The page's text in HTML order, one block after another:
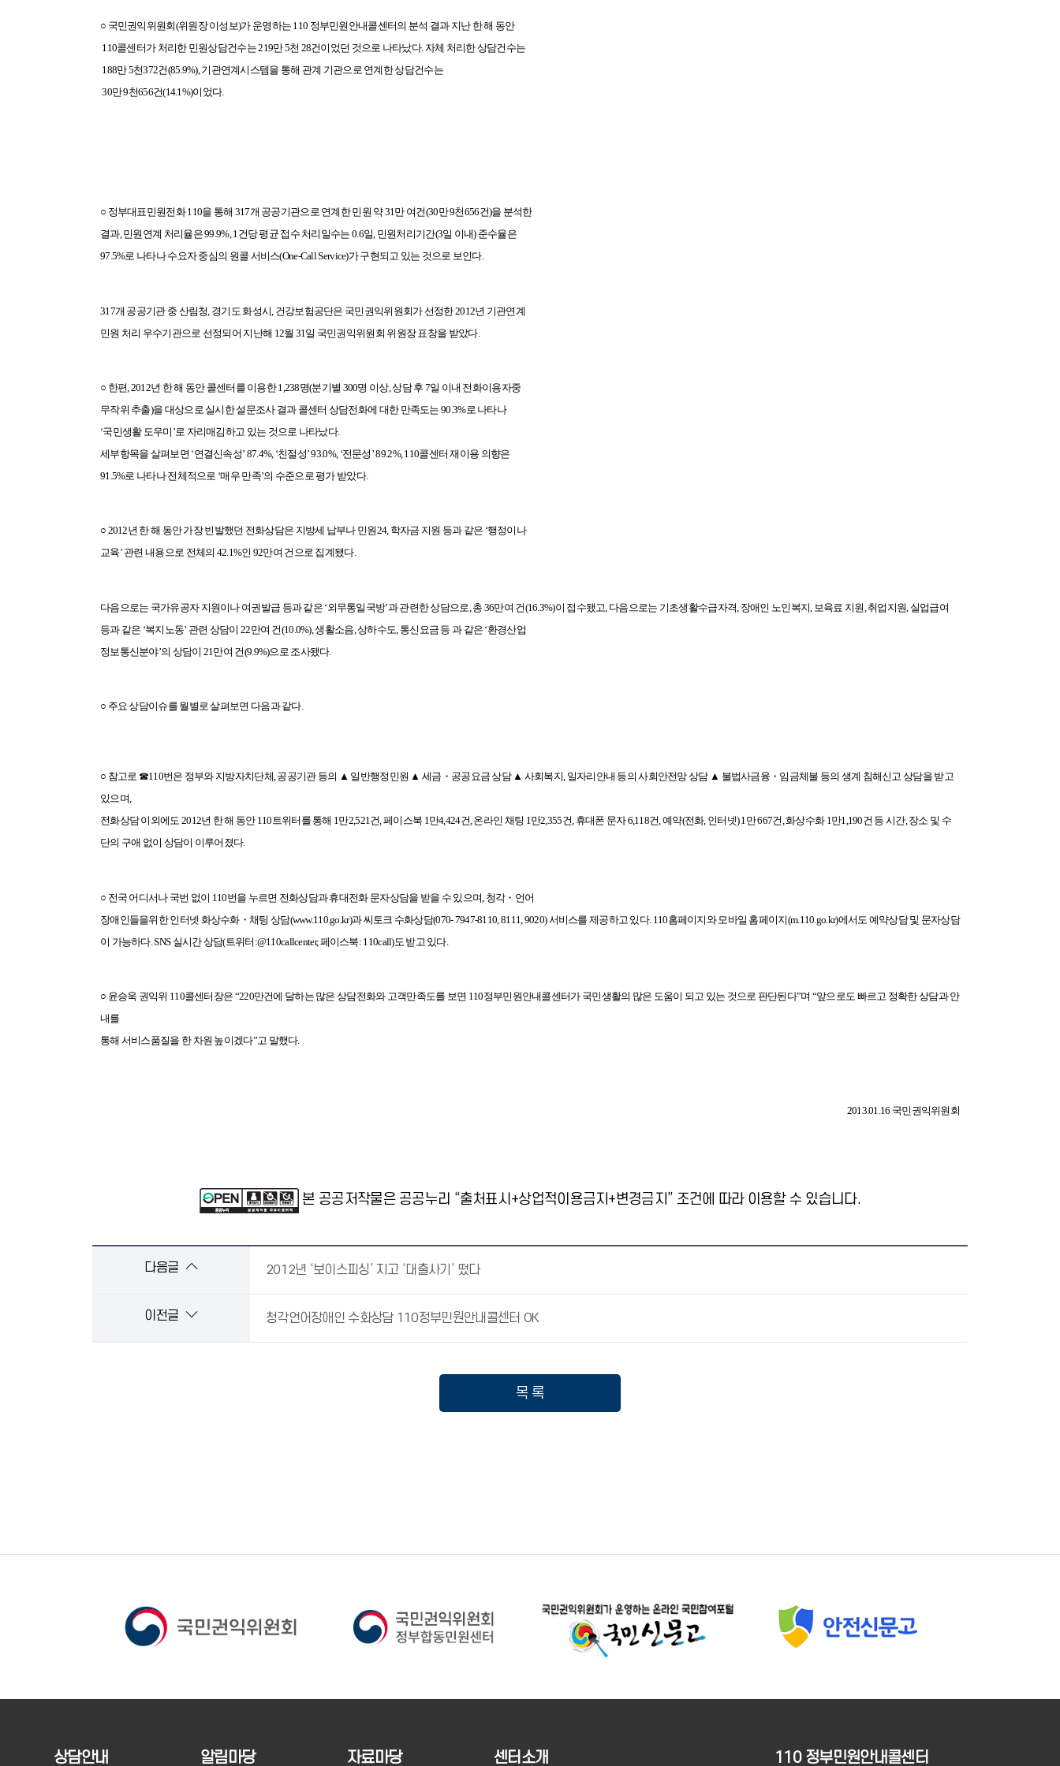
○ 국민권익위원회(위원장 이성보)가 운영하는 110 정부민원안내콜센터의 분석 결과 지난 한 해 동안
110콜센터가 처리한 민원상담건수는 219만 5천 28건이었던 것으로 나타났다. 자체 처리한 상담건수는
188만 5천372건(85.9%), 기관연계시스템을 통해 관계 기관으로 연계한 상담건수는
30만 9천656건(14.1%)이었다.
○ 정부대표민원전화 110을 통해 317개 공공기관으로 연계한 민원 약 31만 여건(30만 9천656건)을 분석한
결과, 민원연계 처리율은 99.9%,1건당 평균 접수 처리일수는 0.6일, 민원처리기간(3일 이내) 준수율은
97.5%로 나타나수요자 중심의 원콜 서비스(One-Call Service)가 구현되고 있는 것으로 보인다.
317개 공공기관 중 산림청, 경기도 화성시, 건강보험공단은 국민권익위원회가 선정한 2012년 기관연계
민원 처리 우수기관으로 선정되어 지난해 12월 31일 국민권익위원회 위원장 표창을 받았다.
○ 한편, 2012년 한 해 동안 콜센터를 이용한 1,238명(분기별 300명 이상, 상담 후 7일 이내 전화이용자중
무작위 추출)을 대상으로 실시한 설문조사 결과 콜센터 상담전화에 대한 만족도는 90.3%로 나타나
‘국민생활 도우미’로 자리매김하고 있는 것으로 나타났다.
세부항목을 살펴보면 ‘연결신속성’ 87.4%, ‘친절성’ 93.0%, ‘전문성’89.2%, 110콜센터 재이용 의향은
91.5%로 나타나 전체적으로 ‘매우 만족’의 수준으로 평가 받았다.
○ 2012년 한 해 동안 가장 빈발했던 전화상담은 지방세 납부나 민원24, 학자금 지원 등과 같은 ‘행정이나
교육’ 관련 내용으로 전체의 42.1%인 92만여 건으로 집계됐다.
다음으로는 국가유공자 지원이나 여권발급 등과 같은 ‘외무통일 국방’과 관련한 상담으로, 총 36만여 건(16.3%)이 접수됐고, 다음 으로는 기초생활수급자격, 장애인 노인복지, 보육료 지원, 취업지원, 실업급여
등과 같은 ‘복지노동’ 관련 상담이 22만여 건(10.0%), 생활소음, 상하수도, 통신요금 등 과 같은 ‘환경산업
정보통신분야’의 상담이 21만여 건(9.9%)으로 조사됐다.
○ 주요 상담이슈를 월별로 살펴보면 다음과 같다.
○ 참고로 ☎110번은 정부와 지방자치단체, 공공기관 등의 ▲ 일반행정민원 ▲ 세금・공공요금 상담 ▲ 사회복지, 일자리안내 등의 사회안전망 상담 ▲ 불법사금융・임금체불 등의 생계 침해신고 상담을 받고
있으며,
전화상담 이외에도 2012년 한 해 동안 110트위터를 통해 1만2,521건, 페이스북 1만4,424건, 온라인 채팅 1만2,355건, 휴대폰 문자 6,118건, 예약(전화, 인터넷) 1만 667건, 화상수화 1만1,190건 등 시간, 장소 및 수
단의 구애 없이 상담이 이루어졌다.
○ 전국 어디서나 국번 없이 110번을 누르면 전화상담과휴대전화 문자상담을 받을 수 있으며, 청각・언어
장애인들을위한인터넷 화상수화・채팅 상담(www.110.go.kr)과 씨토크 수화상담(070- 7947-8110, 8111, 9020) 서비스를 제공하고 있다. 110홈페이지와 모바일 홈페이지(m.110.go.kr)에서도 예약상담 및 문자상담
이 가능하다. SNS 실시간 상담(트위터:@110callcenter, 페이스북: 110call)도 받고 있다.
○ 윤승욱 권익위 110콜센터장은 “220만건에 달하는 많은 상담전화와고객만족도를 보면 110정부민원안내콜센터가 국민생활의 많은 도움이 되고 있는 것으로 판단된다”며 “앞으로도 빠르고 정확한 상담과 안
내를
통해 서비스품질을 한 차원 높이겠다”고 말했다.
2013.01.16 국민권익위원회
본 공공저작물은 공공누리 “출처표시+상업적이용금지+변경금지” 조건에 따라 이용할 수 있습니다.
다음글 2012년 ‘보이스피싱’ 지고 ‘대출사기’ 떴다
이전글 청각언어장애인 수화상담 110정부민원안내콜센터 OK
목 록
상담안내 알림마당 자료마당 센터소개 110 정부민원안내콜센터